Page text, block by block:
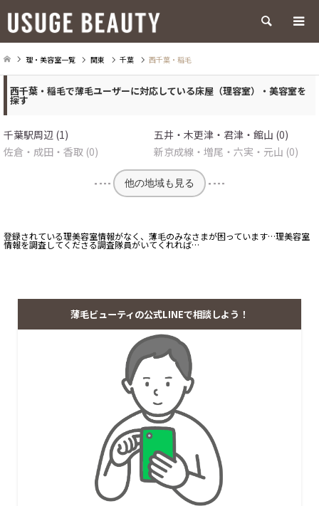
検索
理・美容室一覧 関東 千葉 西千葉・稲毛
西千葉・稲毛で薄毛ユーザーに対応している床屋（理容室）・美容室を
探す
千葉駅周辺 (1)
五井・木更津・君津・館山 (0)
佐倉・成田・香取 (0)
新京成線・増尾・六実・元山 (0)
他の地域も見る
登録されている理美容室情報がなく、薄毛のみなさまが困っています…理美容室
情報を調査してくださる調査隊員がいてくれれば…
薄毛ビューティの公式LINEで相談しよう！